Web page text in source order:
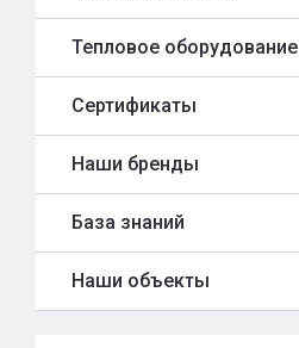
Тепловое оборудование
Сертификаты
Наши бренды
База знаний
Наши объекты